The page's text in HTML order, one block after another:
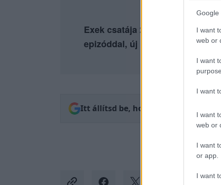
Google
I want
web or
I want
I want
I want
web or
I want
or app.
I want
Exek csatája 2. évad július 8-tól
epizóddal, új rész szerdánként!
Itt állítsd be, hogy az RTL.hu az